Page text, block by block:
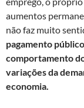
aumentos
não faz muito
pagamento
comportamento
variações da
economia.